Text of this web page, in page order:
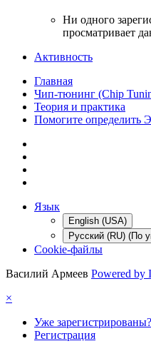
Ни одного
просматривает
Активность
Главная
Чип-тюнинг (Chip
Теория и практика
Помогите определить
Язык
English (USA)
Русский (RU) (По
Cookie-файлы
Василий Армеев Powered by
×
Уже
Регистрация